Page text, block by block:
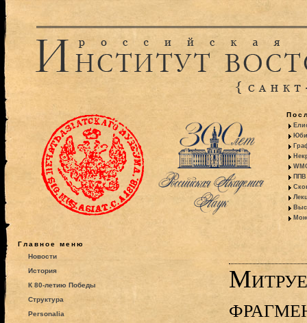
ППВ
Главное меню
Новости
История
К 80-летию Победы
Структура
Personalia